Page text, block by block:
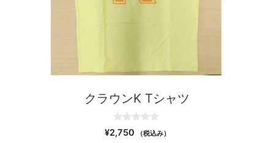
クラウンK Tシャツ
0
o
¥2,750 （税込み）